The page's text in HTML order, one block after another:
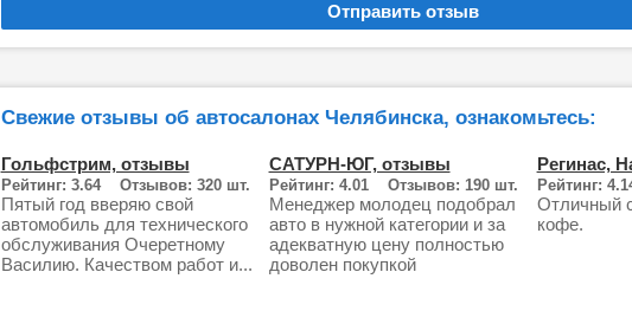
Свежие отзывы об автосалонах Челябинска, ознакомьтесь:
Гольфстрим, отзывы
Рейтинг: 3.64 Отзывов: 320 шт.
Пятый год вверяю свой
автомобиль для технического
обслуживания Очеретному
Василию. Качеством работ и...
САТУРН-ЮГ, отзывы
Рейтинг: 4.01 Отзывов: 190 шт.
Менеджер молодец подобрал
авто в нужной категории и за
адекватную цену полностью
доволен покупкой
Регинас,
Рейтинг:
Отличный
кофе.